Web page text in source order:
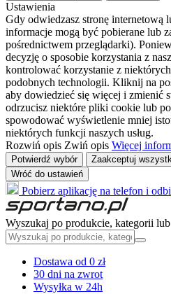
Ustawienia
Gdy odwiedzasz stronę internetową
informacje mogą być pobierane lub
pośrednictwem przeglądarki).
decyzję o sposobie korzystania z
kontrolować korzystanie z
podobnych technologii. Kliknij na
aby dowiedzieć się więcej i zmienić
odrzucisz niektóre pliki cookie lub
spowodować wyświetlenie mniej
niektórych funkcji naszych usług.
Rozwiń opis Zwiń opis Więcej
Potwierdź wybór
Zaakceptuj
Wróć do ustawień
Pobierz aplikację na telefon i
Wyszukaj po produkcie, kategorii
Dostawa od 0 zł
30 dni na zwrot
Wysyłka w 24h